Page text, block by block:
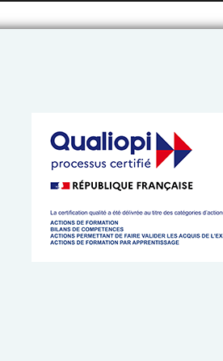
cookies
l’Artisanat de